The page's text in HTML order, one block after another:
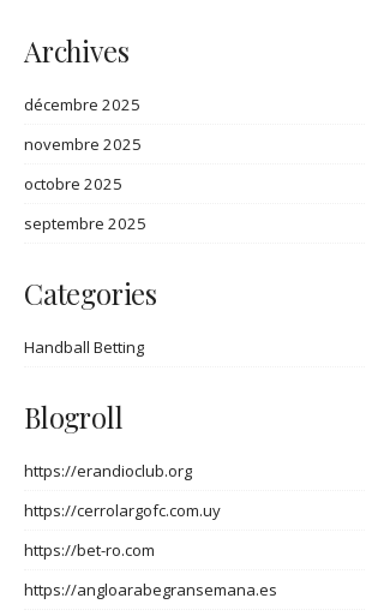
Archives
décembre 2025
novembre 2025
octobre 2025
septembre 2025
Categories
Handball Betting
Blogroll
https://erandioclub.org
https://cerrolargofc.com.uy
https://bet-ro.com
https://angloarabegransemana.es